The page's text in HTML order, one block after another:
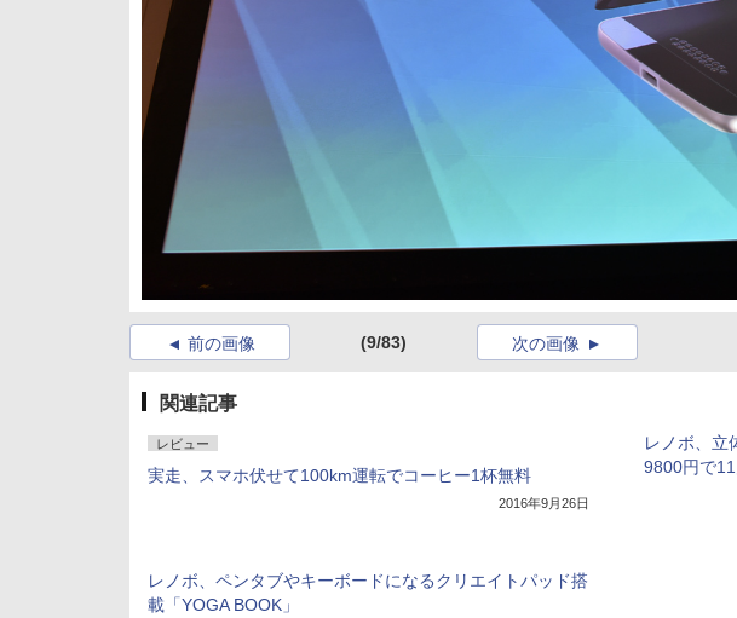
前の画像 (9/83) 次の画像
関連記事
レビュー
実走、スマホ伏せて100km運転でコーヒー1杯無料
2016年9月26日
レノボ、立
9800円で
レノボ、ペンタブやキーボードになるクリエイトパッド搭
載「YOGA BOOK」